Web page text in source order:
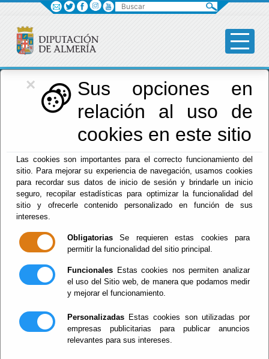
×
Sus opciones en
relación al uso de
cookies en este sitio
Las cookies son importantes para el correcto funcionamiento del
sitio. Para mejorar su experiencia de navegación, usamos cookies
para recordar sus datos de inicio de sesión y brindarle un inicio
seguro, recopilar estadísticas para optimizar la funcionalidad del
sitio y ofrecerle contenido personalizado en función de sus
intereses.
Obligatorias Se requieren estas cookies para
permitir la funcionalidad del sitio principal.
Funcionales Estas cookies nos permiten analizar
el uso del Sitio web, de manera que podamos medir
y mejorar el funcionamiento.
Personalizadas Estas cookies son utilizadas por
empresas publicitarias para publicar anuncios
relevantes para sus intereses.
Diputación
Menú Diputación
Escuchar
CONFERENCIA ARTE
SACRO LA ESCUELA
MURCIANA
SEPTIEMBRE 2026
Del : 17/09/2026 Al: 31/08/2026
Perido: 09 - Septiembre
Tipo: Arte y Cultura
Ver evento
Buscar